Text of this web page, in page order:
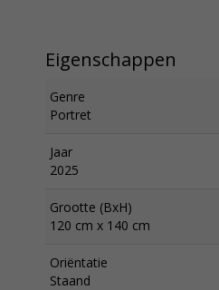
Eigenschappen
Genre
Portret
Jaar
2025
Grootte (BxH)
120 cm x 140 cm
Oriëntatie
Staand